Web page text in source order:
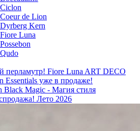
de Lion
Kern
Luna
перламутр! Fiore Luna ART DECO
Essentials уже в продаже!
Black Magic - Магия стиля
Лето 2026